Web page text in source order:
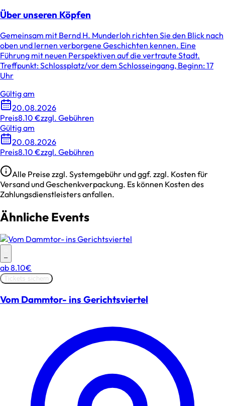
Über unseren Köpfen
Gemeinsam mit Bernd H. Munderloh richten Sie den Blick nach
oben und lernen verborgene Geschichten kennen. Eine
Führung mit neuen Perspektiven auf die vertraute Stadt.
Treffpunkt: Schlossplatz/vor dem Schlosseingang, Beginn: 17
Uhr
Gültig am
20.08.2026
Preis8.10 €zzgl. Gebühren
Gültig am
20.08.2026
Preis8.10 €zzgl. Gebühren
Alle Preise zzgl. Systemgebühr und ggf. zzgl. Kosten für
Versand und Geschenkverpackung. Es können Kosten des
Zahlungsdienstleisters anfallen.
Ähnliche Events
–
ab8.10€
Tickets sichern
Vom Dammtor- ins Gerichtsviertel